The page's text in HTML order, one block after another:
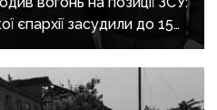
єпархії засудили до 15